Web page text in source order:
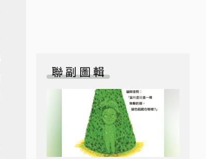
聯副圖輯